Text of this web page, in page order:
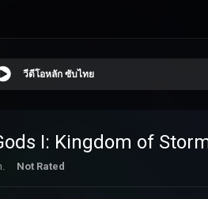
วีดีโอหลัก ซับไทย
I: Kingdom of
Not Rated